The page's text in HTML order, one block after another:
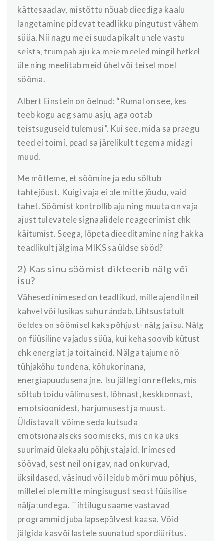
kättesaadav, mistõttu nõuab dieediga kaalu
langetamine pidevat teadlikku pingutust vähem
süüa. Nii nagu me ei suuda pikalt unele vastu
seista, trumpab aju ka meie meeled mingil hetkel
üle ning meelitab meid ühel või teisel moel
sööma.
Albert Einstein on öelnud: “Rumal on see, kes
teeb kogu aeg samu asju, aga ootab
teistsuguseid tulemusi”. Kui see, mida sa praegu
teed ei toimi, pead sa järelikult tegema midagi
muud.
Me mõtleme, et söömine ja edu sõltub
tahtejõust. Kuigi vaja ei ole mitte jõudu, vaid
tahet. Söömist kontrollib aju ning muuta on vaja
ajust tulevatele signaalidele reageerimist ehk
käitumist. Seega, lõpeta dieeditamine ning hakka
teadlikult jälgima MIKS sa üldse sööd?
2) Kas sinu söömist dikteerib nälg või
isu?
Vähesed inimesed on teadlikud, mille ajendil neil
kahvel või lusikas suhu rändab. Lihtsustatult
öeldes on söömisel kaks põhjust- nälg ja isu. Nälg
on füüsiline vajadus süüa, kui keha soovib kütust
ehk energiat ja toitaineid. Nälga tajume nö
tühjakõhu tundena, kõhukorinana,
energiapuudusena jne. Isu jällegi on refleks, mis
sõltub toidu välimusest, lõhnast, keskkonnast,
emotsioonidest, harjumusest ja muust.
Üldistavalt võime seda kutsuda
emotsionaalseks söömiseks, mis on ka üks
suurimaid ülekaalu põhjustajaid. Inimesed
söövad, sest neil on igav, nad on kurvad,
üksildased, väsinud või leidub mõni muu põhjus,
millel ei ole mitte mingisugust seost füüsilise
näljatundega. Tihtilugu saame vastavad
programmid juba lapsepõlvest kaasa. Võid
jälgida kasvõi lastele suunatud spordiüritusi.